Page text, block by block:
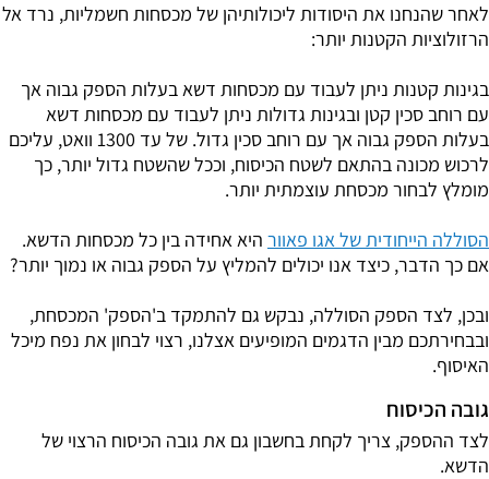
לאחר שהנחנו את היסודות ליכולותיהן של מכסחות חשמליות, נרד אל
הרזולוציות הקטנות יותר:
בגינות קטנות ניתן לעבוד עם מכסחות דשא בעלות הספק גבוה אך
עם רוחב סכין קטן ובגינות גדולות ניתן לעבוד עם מכסחות דשא
בעלות הספק גבוה אך עם רוחב סכין גדול. של עד 1300 וואט, עליכם
לרכוש מכונה בהתאם לשטח הכיסוח, וככל שהשטח גדול יותר, כך
מומלץ לבחור מכסחת עוצמתית יותר.
הסוללה הייחודית של אגו פאוור היא אחידה בין כל מכסחות הדשא.
אם כך הדבר, כיצד אנו יכולים להמליץ על הספק גבוה או נמוך יותר?
ובכן, לצד הספק הסוללה, נבקש גם להתמקד ב'הספק' המכסחת,
ובבחירתכם מבין הדגמים המופיעים אצלנו, רצוי לבחון את נפח מיכל
האיסוף.
גובה הכיסוח
לצד ההספק, צריך לקחת בחשבון גם את גובה הכיסוח הרצוי של
הדשא.